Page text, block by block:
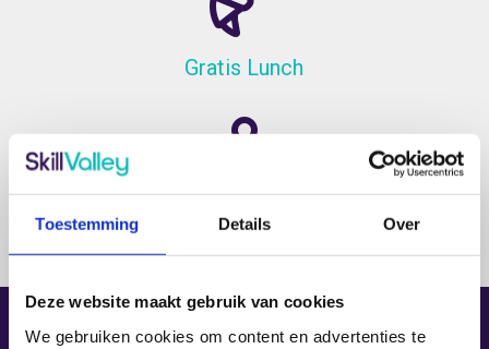
Toestemming Details Over
Deze website maakt gebruik van cookies
We gebruiken cookies om content en advertenties te
Gratis Lunch
Inclusief lesmaterialen